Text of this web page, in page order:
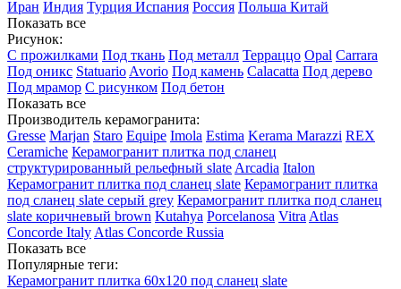
Иран Индия Турция Испания Россия Польша Китай
Показать все
Рисунок:
С прожилками Под ткань Под металл Терраццо Opal Carrara
Под оникс Statuario Avorio Под камень Calacatta Под дерево
Под мрамор С рисунком Под бетон
Показать все
Производитель керамогранита:
Gresse Marjan Staro Equipe Imola Estima Kerama Marazzi REX
Ceramiche Керамогранит плитка под сланец
структурированный рельефный slate Arcadia Italon
Керамогранит плитка под сланец slate Керамогранит плитка
под сланец slate серый grey Керамогранит плитка под сланец
slate коричневый brown Kutahya Porcelanosa Vitra Atlas
Concorde Italy Atlas Concorde Russia
Показать все
Популярные теги:
Керамогранит плитка 60х120 под сланец slate